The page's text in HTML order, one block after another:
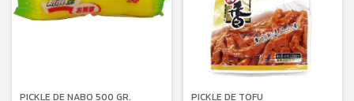
PICKLE DE NABO 500 GR. PICKLE DE TOFU